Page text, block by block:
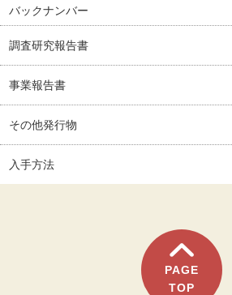
バックナンバー
調査研究報告書
事業報告書
その他発行物
入手方法
PAGE
TOP